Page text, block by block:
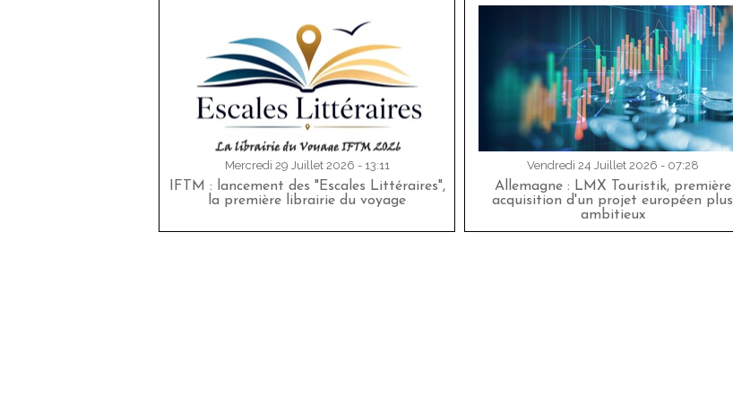
Mercredi 29 Juillet 2026 - 13:11
IFTM : lancement des "Escales Littéraires",
la première librairie du voyage
Vendredi 24 Juillet 2026 - 07:28
Allemagne : LMX Touristik, première
acquisition d'un projet européen plus
ambitieux